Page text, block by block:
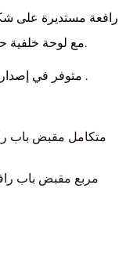
رافعة مستديرة على
مع لوحة خلفية حافة مشطوفة ، والتي تبرز التأثير الحديث.
متوفر في إصدارات القفل أو المزلاج أو اليورو أو الحمام .